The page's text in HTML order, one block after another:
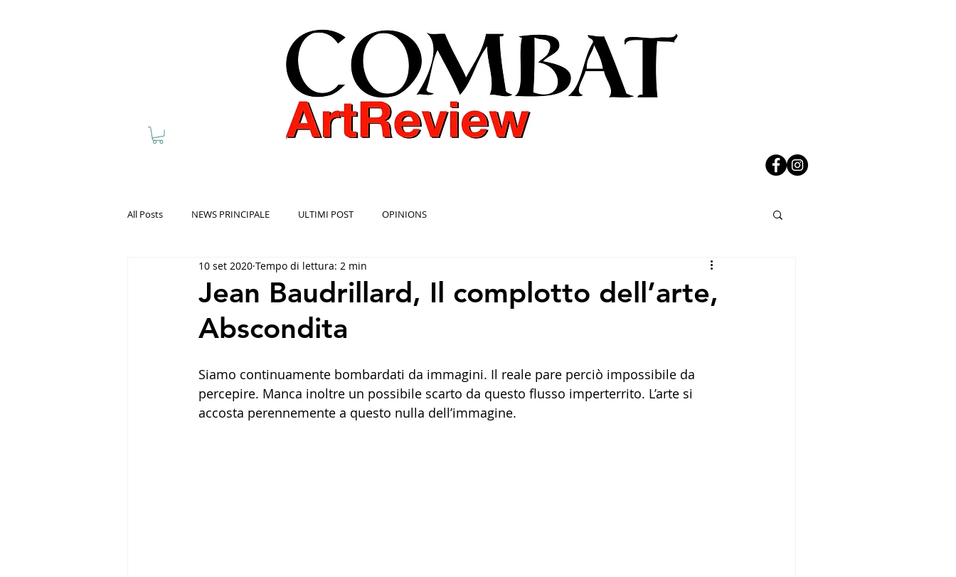
All Posts NEWS PRINCIPALE ULTIMI POST OPINIONS
Jean Baudrillard, Il complotto dell’arte,
Abscondita
10 set 2020 Tempo di lettura: 2 min
Siamo continuamente bombardati da immagini. Il reale pare perciò impossibile da
percepire. Manca inoltre un possibile scarto da questo flusso imperterrito. L’arte si
accosta perennemente a questo nulla dell’immagine.